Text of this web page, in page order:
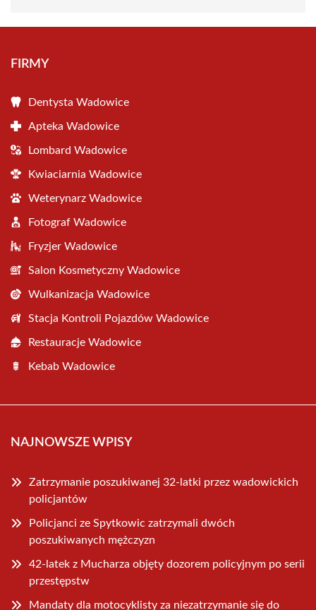
FIRMY
Dentysta Wadowice
Apteka Wadowice
Lombard Wadowice
Kwiaciarnia Wadowice
Weterynarz Wadowice
Fotograf Wadowice
Fryzjer Wadowice
Salon Kosmetyczny Wadowice
Wulkanizacja Wadowice
Stacja Kontroli Pojazdów Wadowice
Restauracje Wadowice
Kebab Wadowice
NAJNOWSZE WPISY
Zatrzymanie poszukiwanej 32-latki przez wadowickich
policjantów
Policjanci ze Spytkowic zatrzymali dwóch
poszukiwanych mężczyzn
42-latek z Mucharza objęty dozorem policyjnym po serii
przestępstw
Mandaty dla motocyklisty za niezatrzymanie się do